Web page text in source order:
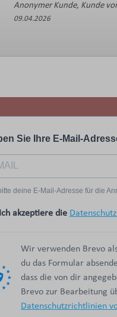
Anonymer Kunde, Kunde
09.04.2026
Sie Ihre E-Mail-
deine E-Mail-Adresse für die
Ich akzeptiere die
Wir verwenden Brevo
du das Formular
dass die von dir
Brevo zur Bearbeitung
Datenschutzrichtlinien